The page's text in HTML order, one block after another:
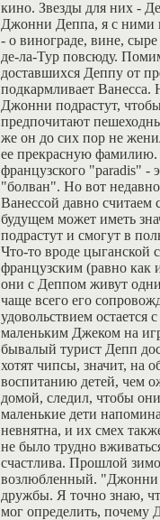
кино. Звезды для них -
Джонни Деппа, я с ними
- о винограде, вине,
де-ла-Тур повсюду.
доставшихся Деппу от
подкармливает Ванесса.
Джонни подрастут,
предпочитают
же он до сих пор не
ее прекрасную фамилию.
французского "paradis" -
"болван". Но вот
Ванессой давно считаем
будущем может иметь
подрастут и смогут в
Что-то вроде цыганской
французским (равно как
они с Деппом живут
чаще всего его
удовольствием остается
маленьким Джеком на
бывалый турист Депп
хотят чипсы, значит, на
воспитанию детей, чем
домой, следил, чтобы
маленькие дети
невнятна, и их смех
не было трудно
счастлива. Прошлой
возлюбленный. "Джонни -
дружбы. Я точно знаю,
мог определить, почему